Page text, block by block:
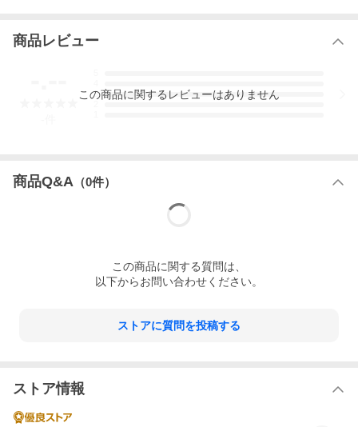
【38】 (JP:24.0cm相当)
ます。モデルによっては相当サイズが異なる場
※商品の計測はcm単位です。商品によって個
体差や計測の方法により2〜3cmの誤差が出る
⇒ サイズガイドはこちら
素材
商品レビュー
3
この商品に関するレビューはありません
商品Q&A （0件）
この商品に関する質問は、
以下からお問い合わせください。
ストアに質問を投稿する
ストア情報